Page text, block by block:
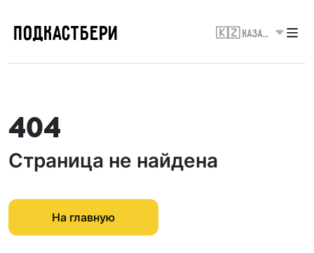
ПОДКАСТБЕРИ 🇰🇿 Казахстан
404
Страница не найдена
На главную